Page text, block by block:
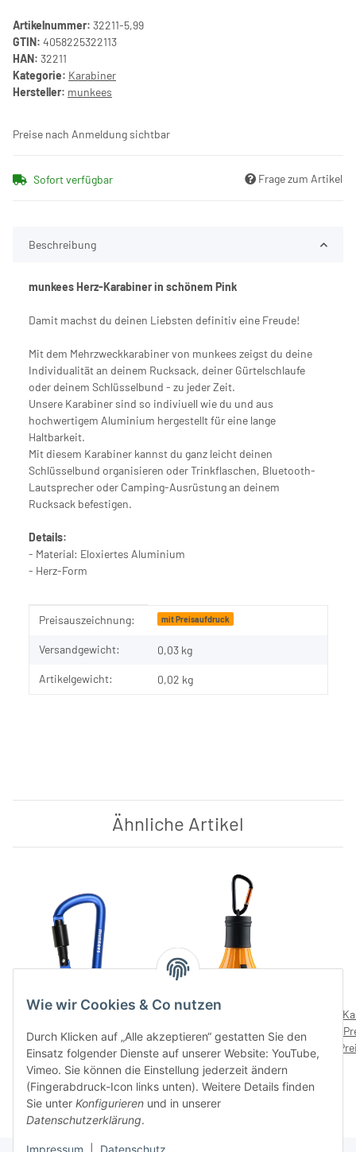
Wie wir Cookies & Co nutzen
Durch Klicken auf „Alle akzeptieren“ gestatten Sie den
Einsatz folgender Dienste auf unserer Website: YouTube,
Vimeo. Sie können die Einstellung jederzeit ändern
(Fingerabdruck-Icon links unten). Weitere Details finden
Sie unter Konfigurieren und in unserer
Datenschutzerklärung.
Artikelnummer: 32211-5,99
GTIN: 4058225322113
HAN: 32211
Kategorie: Karabiner
Hersteller: munkees
Preise nach Anmeldung sichtbar
Sofort verfügbar Frage zum Artikel
Beschreibung
munkees Herz-Karabiner in schönem Pink
Damit machst du deinen Liebsten definitiv eine Freude!
Mit dem Mehrzweckkarabiner von munkees zeigst du deine
Individualität an deinem Rucksack, deiner Gürtelschlaufe
oder deinem Schlüsselbund - zu jeder Zeit.
Unsere Karabiner sind so indiviuell wie du und aus
hochwertigem Aluminium hergestellt für eine lange
Haltbarkeit.
Mit diesem Karabiner kannst du ganz leicht deinen
Schlüsselbund organisieren oder Trinkflaschen, Bluetooth-
Lautsprecher oder Camping-Ausrüstung an deinem
Rucksack befestigen.
Details:
- Material: Eloxiertes Aluminium
- Herz-Form
Produkteigenschaft
Wert
Preisauszeichnung: mit Preisaufdruck
Versandgewicht: 0,03 kg
Artikelgewicht: 0,02 kg
Ähnliche Artikel
Karabiner mit
Schraubverschluss – mit
Preisaufdruck 5,99 €
Preise nach Anmeldung
sichtbar
LED Lampe mit 6 LEDs,
Orange – mit Preisaufdruck
14,99 €
Preise nach Anmeldung
sichtbar